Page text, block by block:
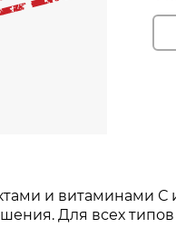
и витаминами С
Для всех